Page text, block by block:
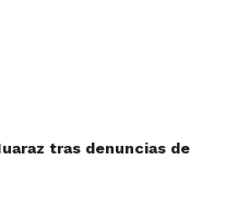
tras denuncias de